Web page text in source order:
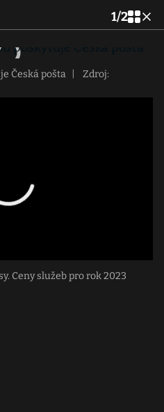
1/2
Česká pošta
Zdroj:
Ceny služeb pro rok 2023